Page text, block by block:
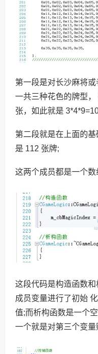
第一段是对长沙麻将
一共三种花色的牌型
张，如此就是
第二段就是在上面的
是 112 张牌;
这两个成员都是一个数
这段代码是构造函数
成员变量进行了初始
值;而析构函数是一个
一个就是对第三个变量